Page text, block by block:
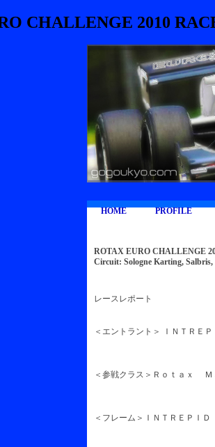
CHALLENGE 2010
HOME PROFILE
ROTAX EURO CHALLENGE
Circuit: Sologne Karting,
レースレポート
＜エントラント＞ ＩＮＴＲＥ
＜参戦クラス＞Ｒｏｔａｘ
＜フレーム＞ＩＮＴＲＥＰＩ